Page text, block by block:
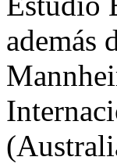
además